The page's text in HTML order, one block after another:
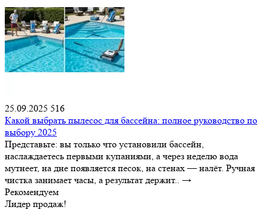
25.09.2025 516
Какой выбрать пылесос для бассейна: полное руководство по
выбору 2025
Представьте: вы только что установили бассейн,
наслаждаетесь первыми купаниями, а через неделю вода
мутнеет, на дне появляется песок, на стенах — налёт. Ручная
чистка занимает часы, а результат держит.. →
Рекомендуем
Лидер продаж!